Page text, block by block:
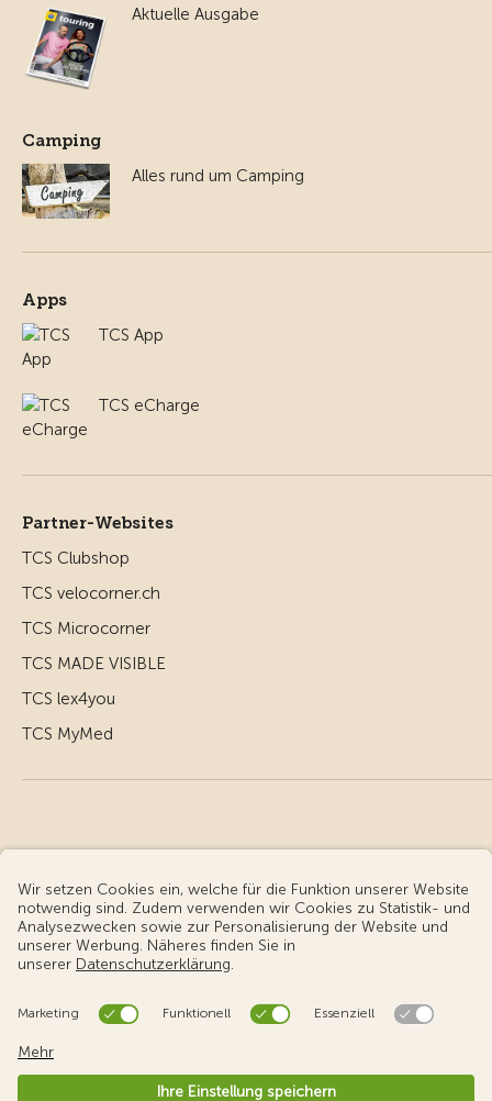
Aktuelle Ausgabe
Camping
Alles rund um Camping
Apps
TCS App
TCS eCharge
Partner-Websites
TCS Clubshop
TCS velocorner.ch
TCS Microcorner
TCS MADE VISIBLE
TCS lex4you
TCS MyMed
© Touring Club Schweiz
Benutzungsbedingungen - rechtliche Informationen
Cookie-Einstellungen